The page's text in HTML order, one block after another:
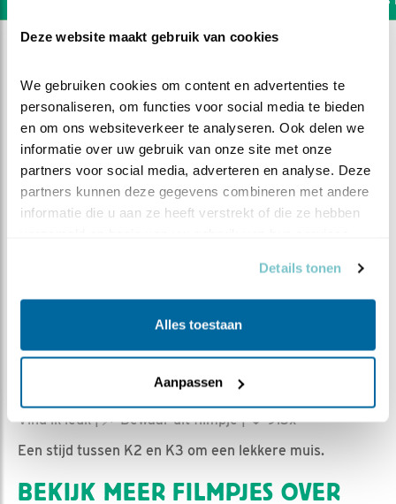
Deze website maakt gebruik van cookies
We gebruiken cookies om content en advertenties te
personaliseren, om functies voor social media te bieden
en om ons websiteverkeer te analyseren. Ook delen we
informatie over uw gebruik van onze site met onze
partners voor social media, adverteren en analyse. Deze
partners kunnen deze gegevens combineren met andere
informatie die u aan ze heeft verstrekt of die ze hebben
Details tonen
Alles toestaan
Aanpassen
DEEL DIT FILMPJE
Strijd
Vind ik leuk| Bewaar dit filmpje|
913x
Een stijd tussen K2 en K3 om een lekkere muis.
BEKIJK MEER FILMPJES OVER